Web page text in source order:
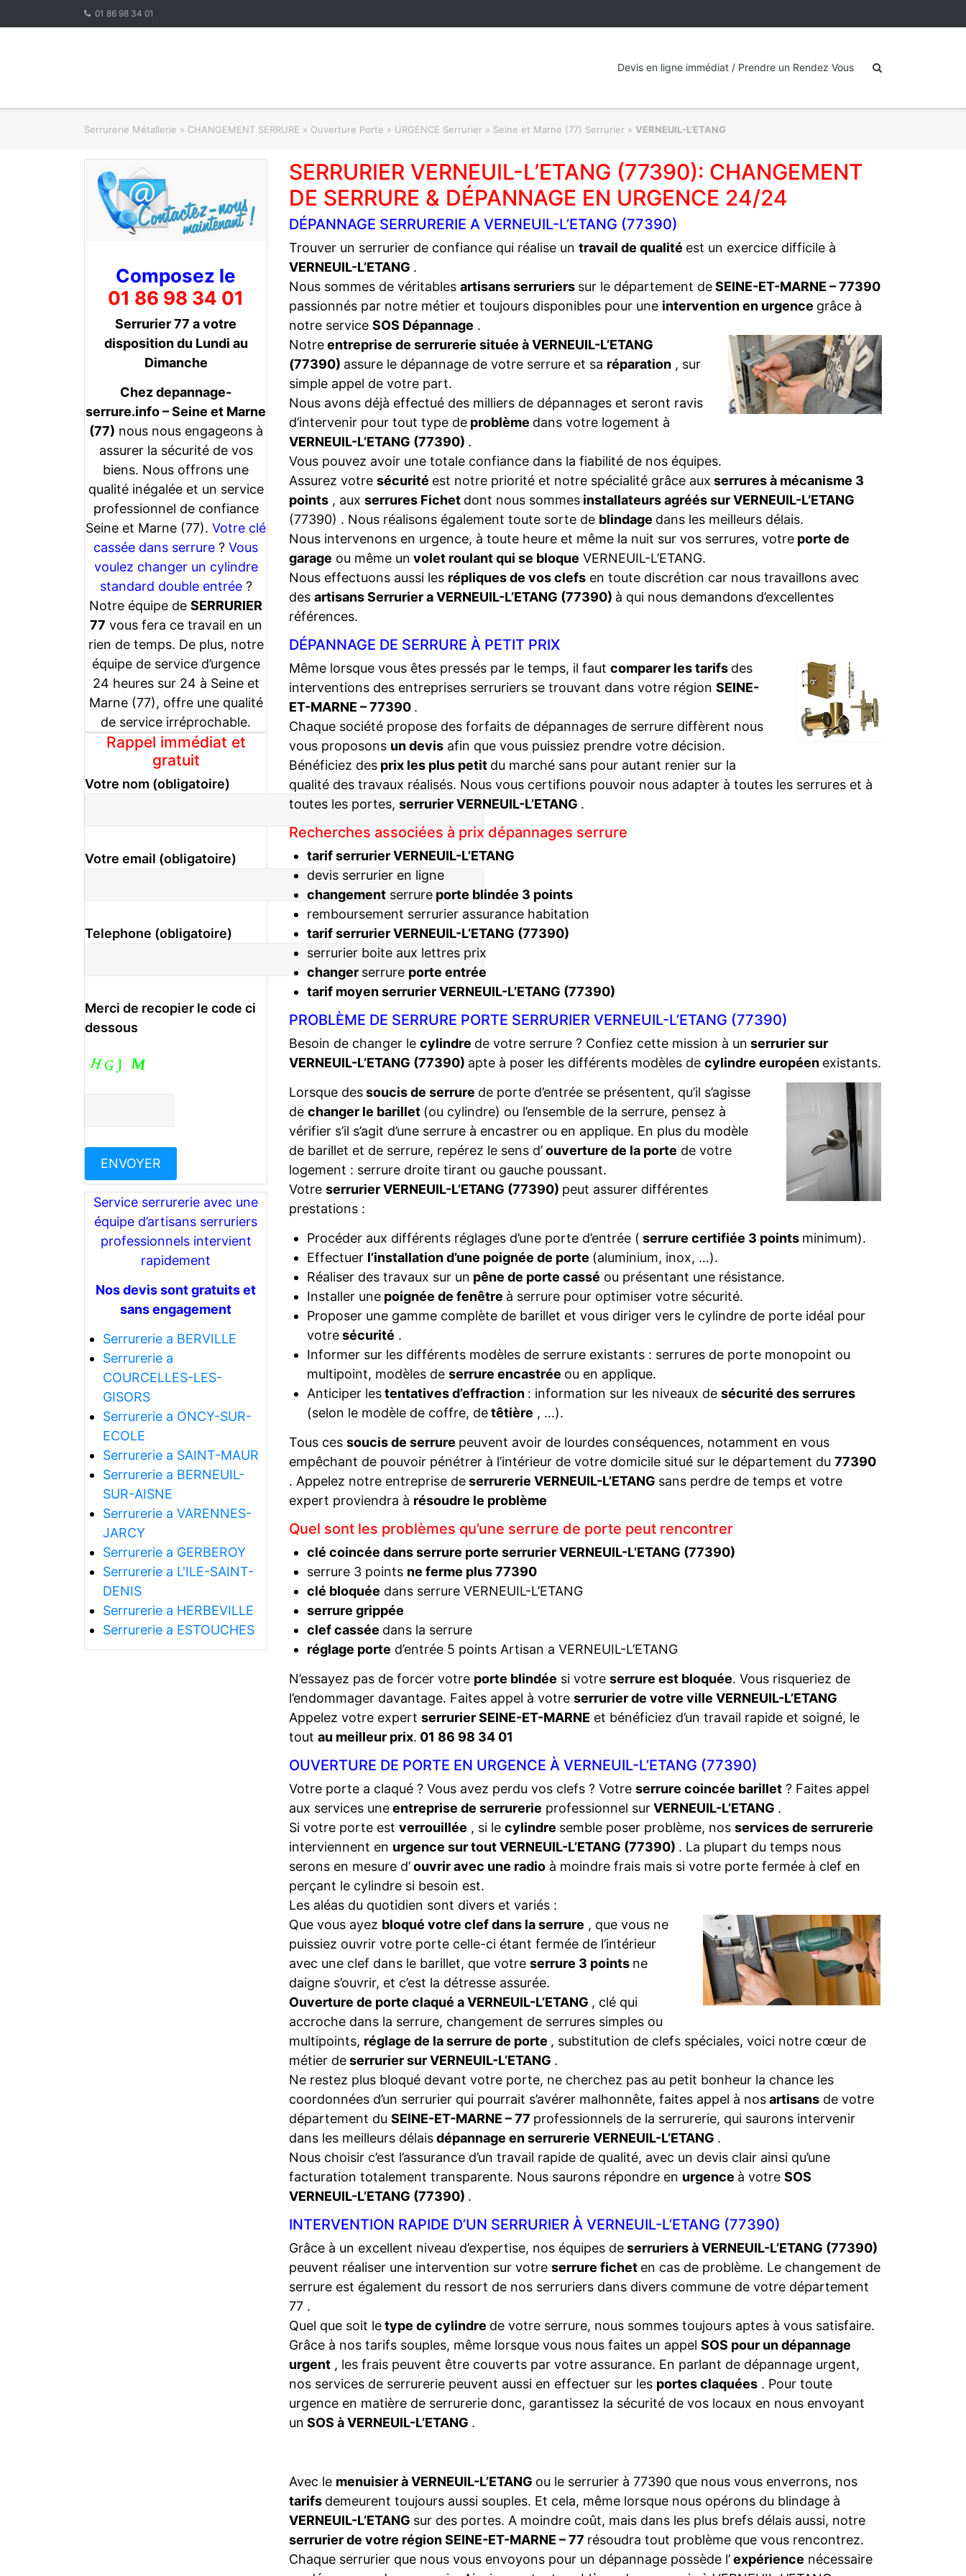
01 86 98 34 01
Devis en ligne immédiat / Prendre un Rendez Vous
Serrurerie Métallerie » CHANGEMENT SERRURE » Ouverture Porte » URGENCE Serrurier » Seine et Marne (77) Serrurier » VERNEUIL-L’ETANG
Composez le
01 86 98 34 01
Serrurier 77 a votre
disposition du Lundi au
Dimanche
Chez depannage-
serrure.info – Seine et Marne
(77) nous nous engageons à
assurer la sécurité de vos
biens. Nous offrons une
qualité inégalée et un service
professionnel de confiance
Seine et Marne (77). Votre clé
cassée dans serrure ? Vous
voulez changer un cylindre
standard double entrée ?
Notre équipe de SERRURIER
77 vous fera ce travail en un
rien de temps. De plus, notre
équipe de service d’urgence
24 heures sur 24 à Seine et
Marne (77), offre une qualité
de service irréprochable.
Rappel immédiat et
gratuit
Votre nom (obligatoire)
Votre email (obligatoire)
Telephone (obligatoire)
Merci de recopier le code ci
dessous
Service serrurerie avec une
équipe d’artisans serruriers
professionnels intervient
rapidement
Nos devis sont gratuits et
sans engagement
Serrurerie a BERVILLE
Serrurerie a
COURCELLES-LES-
GISORS
Serrurerie a ONCY-SUR-
ECOLE
Serrurerie a SAINT-MAUR
Serrurerie a BERNEUIL-
SUR-AISNE
Serrurerie a VARENNES-
JARCY
Serrurerie a GERBEROY
Serrurerie a L'ILE-SAINT-
DENIS
Serrurerie a HERBEVILLE
Serrurerie a ESTOUCHES
SERRURIER VERNEUIL-L’ETANG (77390): CHANGEMENT
DE SERRURE & DÉPANNAGE EN URGENCE 24/24
DÉPANNAGE SERRURERIE A VERNEUIL-L’ETANG (77390)
Trouver un serrurier de confiance qui réalise un travail de qualité est un exercice difficile à
VERNEUIL-L’ETANG .
Nous sommes de véritables artisans serruriers sur le département deSEINE-ET-MARNE – 77390
passionnés par notre métier et toujours disponibles pour une intervention en urgence grâce à
notre service SOS Dépannage .
Notreentreprise de serrurerie située à VERNEUIL-L’ETANG
(77390) assure le dépannage de votre serrure et sa réparation , sur
simple appel de votre part.
Nous avons déjà effectué des milliers de dépannages et seront ravis
d’intervenir pour tout type de problème dans votre logement à
VERNEUIL-L’ETANG (77390) .
Vous pouvez avoir une totale confiance dans la fiabilité de nos équipes.
Assurez votre sécurité est notre priorité et notre spécialité grâce aux serrures à mécanisme 3
points , aux serrures Fichet dont nous sommes installateurs agréés sur VERNEUIL-L’ETANG
(77390) . Nous réalisons également toute sorte de blindage dans les meilleurs délais.
Nous intervenons en urgence, à toute heure et même la nuit sur vos serrures, votre porte de
garage ou même un volet roulant qui se bloque VERNEUIL-L’ETANG.
Nous effectuons aussi les répliques de vos clefs en toute discrétion car nous travaillons avec
des artisans Serrurier a VERNEUIL-L’ETANG (77390) à qui nous demandons d’excellentes
références.
DÉPANNAGE DE SERRURE À PETIT PRIX
Même lorsque vous êtes pressés par le temps, il faut comparer les tarifs des
interventions des entreprises serruriers se trouvant dans votre région SEINE-
ET-MARNE – 77390 .
Chaque société propose des forfaits de dépannages de serrure diffèrent nous
vous proposons un devis afin que vous puissiez prendre votre décision.
Bénéficiez des prix les plus petit du marché sans pour autant renier sur la
qualité des travaux réalisés. Nous vous certifions pouvoir nous adapter à toutes les serrures et à
toutes les portes, serrurier VERNEUIL-L’ETANG .
Recherches associées à prix dépannages serrure
tarif serrurier VERNEUIL-L’ETANG
devis serrurier en ligne
changementserrureporte blindée 3 points
remboursement serrurier assurance habitation
tarif serrurier VERNEUIL-L’ETANG (77390)
serrurier boite aux lettres prix
changer serrure porte entrée
tarif moyen serrurier VERNEUIL-L’ETANG (77390)
PROBLÈME DE SERRURE PORTE SERRURIER VERNEUIL-L’ETANG (77390)
Besoin de changer le cylindre de votre serrure ? Confiez cette mission à un serrurier sur
VERNEUIL-L’ETANG (77390) apte à poser les différents modèles de cylindre européen existants.
Lorsque dessoucis de serrure de porte d’entrée se présentent, qu’il s’agisse
de changer le barillet (ou cylindre) ou l’ensemble de la serrure, pensez à
vérifier s’il s’agit d’une serrure à encastrer ou en applique. En plus du modèle
de barillet et de serrure, repérez le sens d’ouverture de la porte de votre
logement : serrure droite tirant ou gauche poussant.
Votre serrurier VERNEUIL-L’ETANG (77390) peut assurer différentes
prestations :
Procéder aux différents réglages d’une porte d’entrée ( serrure certifiée 3 points minimum).
Effectuer l’installation d’une poignée de porte (aluminium, inox, …).
Réaliser des travaux sur un pêne de porte cassé ou présentant une résistance.
Installer unepoignée de fenêtre à serrure pour optimiser votre sécurité.
Proposer une gamme complète de barillet et vous diriger vers le cylindre de porte idéal pour
votresécurité .
Informer sur les différents modèles de serrure existants : serrures de porte monopoint ou
multipoint, modèles de serrure encastrée ou en applique.
Anticiper lestentatives d’effraction : information sur les niveaux de sécurité des serrures
(selon le modèle de coffre, detêtière , …).
Tous ces soucis de serrure peuvent avoir de lourdes conséquences, notamment en vous
empêchant de pouvoir pénétrer à l’intérieur de votre domicile situé sur le département du 77390
. Appelez notre entreprise deserrurerie VERNEUIL-L’ETANG sans perdre de temps et votre
expert proviendra à résoudre le problème
Quel sont les problèmes qu’une serrure de porte peut rencontrer
clé coincée dans serrure porte serrurier VERNEUIL-L’ETANG (77390)
serrure 3 points ne ferme plus 77390
clé bloquée dans serrure VERNEUIL-L’ETANG
serrure grippée
clef cassée dans la serrure
réglage porte d’entrée 5 points Artisan a VERNEUIL-L’ETANG
N’essayez pas de forcer votre porte blindée si votre serrure est bloquée. Vous risqueriez de
l’endommager davantage. Faites appel à votre serrurier de votre ville VERNEUIL-L’ETANG
Appelez votre expert serrurier SEINE-ET-MARNE et bénéficiez d’un travail rapide et soigné, le
tout au meilleur prix. 01 86 98 34 01
OUVERTURE DE PORTE EN URGENCE À VERNEUIL-L’ETANG (77390)
Votre porte a claqué ? Vous avez perdu vos clefs ? Votre serrure coincée barillet ? Faites appel
aux services uneentreprise de serrurerie professionnel surVERNEUIL-L’ETANG .
Si votre porte est verrouillée , si le cylindre semble poser problème, nos services de serrurerie
interviennent en urgence sur tout VERNEUIL-L’ETANG (77390) . La plupart du temps nous
serons en mesure d’ouvrir avec une radio à moindre frais mais si votre porte fermée à clef en
perçant le cylindre si besoin est.
Les aléas du quotidien sont divers et variés :
Que vous ayez bloqué votre clef dans la serrure , que vous ne
puissiez ouvrir votre porte celle-ci étant fermée de l’intérieur
avec une clef dans le barillet, que votre serrure 3 points ne
daigne s’ouvrir, et c’est la détresse assurée.
Ouverture de porte claqué a VERNEUIL-L’ETANG , clé qui
accroche dans la serrure, changement de serrures simples ou
multipoints, réglage de la serrure de porte , substitution de clefs spéciales, voici notre cœur de
métier deserrurier sur VERNEUIL-L’ETANG .
Ne restez plus bloqué devant votre porte, ne cherchez pas au petit bonheur la chance les
coordonnées d’un serrurier qui pourrait s’avérer malhonnête, faites appel à nosartisans de votre
département du SEINE-ET-MARNE – 77 professionnels de la serrurerie, qui saurons intervenir
dans les meilleurs délaisdépannage en serrurerie VERNEUIL-L’ETANG .
Nous choisir c’est l’assurance d’un travail rapide de qualité, avec un devis clair ainsi qu’une
facturation totalement transparente. Nous saurons répondre en urgence à votre SOS
VERNEUIL-L’ETANG (77390) .
INTERVENTION RAPIDE D’UN SERRURIER À VERNEUIL-L’ETANG (77390)
Grâce à un excellent niveau d’expertise, nos équipes deserruriers à VERNEUIL-L’ETANG (77390)
peuvent réaliser une intervention sur votre serrure fichet en cas de problème. Le changement de
serrure est également du ressort de nos serruriers dans divers commune de votre département
77 .
Quel que soit letype de cylindre de votre serrure, nous sommes toujours aptes à vous satisfaire.
Grâce à nos tarifs souples, même lorsque vous nous faites un appel SOS pour un dépannage
urgent , les frais peuvent être couverts par votre assurance. En parlant de dépannage urgent,
nos services de serrurerie peuvent aussi en effectuer sur les portes claquées . Pour toute
urgence en matière de serrurerie donc, garantissez la sécurité de vos locaux en nous envoyant
un SOS à VERNEUIL-L’ETANG .
Avec le menuisier à VERNEUIL-L’ETANG ou le serrurier à 77390 que nous vous enverrons, nos
tarifs demeurent toujours aussi souples. Et cela, même lorsque nous opérons du blindage à
VERNEUIL-L’ETANG sur des portes. A moindre coût, mais dans les plus brefs délais aussi, notre
serrurier de votre région SEINE-ET-MARNE – 77 résoudra tout problème que vous rencontrez.
Chaque serrurier que nous vous envoyons pour un dépannage possède l’expérience nécessaire